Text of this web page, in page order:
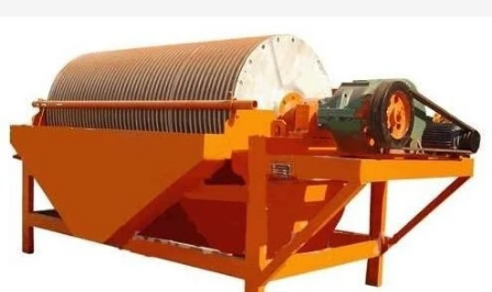
ΣΠΊΤΙ
ΠΡΟΪΌΝΤΑ
ΒΊΝΤΕΟ
Developed
ECER